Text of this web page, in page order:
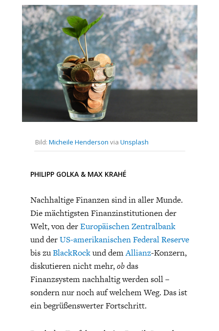
SUCHE
ABO/LOGIN
BODEN
ECONOMISTS FOR FUTURE
CHARTBOOK
DEUTSCHLAND
Bild: Micheile Henderson via Unsplash
PHILIPP GOLKA& MAX KRAHÉ
Nachhaltige Finanzen sind in aller Munde.
Die mächtigsten Finanzinstitutionen der
Welt, von derEuropäischen Zentralbank
und derUS-amerikanischen Federal Reserve
bis zuBlackRockund demAllianz-Konzern,
diskutieren nicht mehr,obdas
Finanzsystem nachhaltig werden soll –
sondern nur noch auf welchem Weg. Das ist
ein begrüßenswerter Fortschritt.